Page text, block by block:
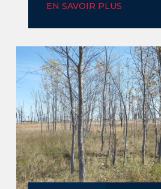
EN SAVOIR PLUS